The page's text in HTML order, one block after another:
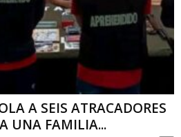
A SEIS ATRACADORES
UNA FAMILIA...